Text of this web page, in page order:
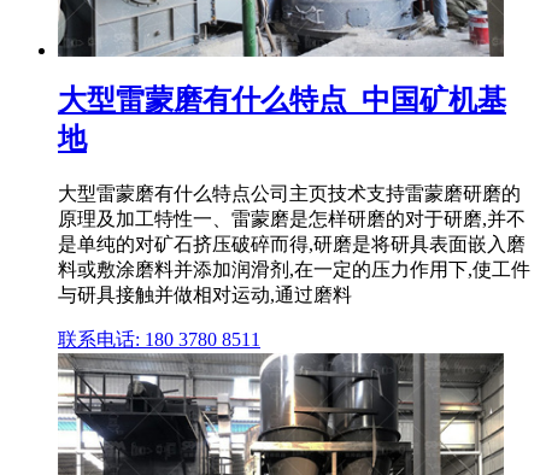
大型雷蒙磨有什么特点_中国矿机基
地
大型雷蒙磨有什么特点公司主页技术支持雷蒙磨研磨的
原理及加工特性一、雷蒙磨是怎样研磨的对于研磨,并不
是单纯的对矿石挤压破碎而得,研磨是将研具表面嵌入磨
料或敷涂磨料并添加润滑剂,在一定的压力作用下,使工件
与研具接触并做相对运动,通过磨料
联系电话: 180 3780 8511